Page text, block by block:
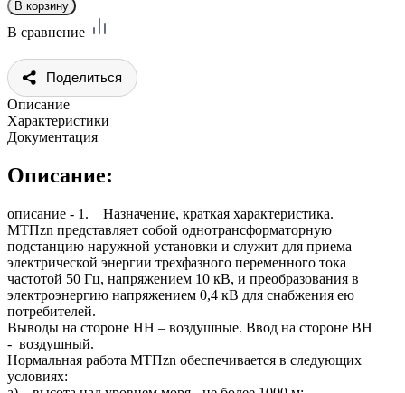
В сравнение
Поделиться
Описание
Характеристики
Документация
Описание:
описание - 1. Назначение, краткая характеристика.
МТПzn представляет собой однотрансформаторную
подстанцию наружной установки и служит для приема
электрической энергии трехфазного переменного тока
частотой 50 Гц, напряжением 10 кВ, и преобразования в
электроэнергию напряжением 0,4 кВ для снабжения ею
потребителей.
Выводы на стороне НН – воздушные. Ввод на стороне ВН
- воздушный.
Нормальная работа МТПzn обеспечивается в следующих
условиях: